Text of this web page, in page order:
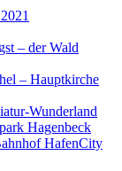
– der Wald
– Hauptkirche
Wunderland
Hagenbeck
HafenCity